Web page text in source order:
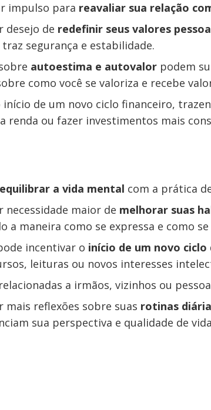
impulso para reavaliar sua relação
desejo de redefinir seus valores
segurança e estabilidade.
autoestima e autovalor podem
como você se valoriza e recebe
início de um novo ciclo financeiro,
renda ou fazer investimentos mais
equilibrar a vida mental com a prática
necessidade maior de melhorar suas
a maneira como se expressa e como
incentivar o início de um novo ciclo
leituras ou novos interesses
a irmãos, vizinhos ou
mais reflexões sobre suas rotinas
sua perspectiva e qualidade de